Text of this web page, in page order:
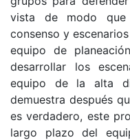
vista de modo que
consenso y
equipo de
desarrollar los
equipo de la alta
demuestra después
es verdadero, este
largo plazo del